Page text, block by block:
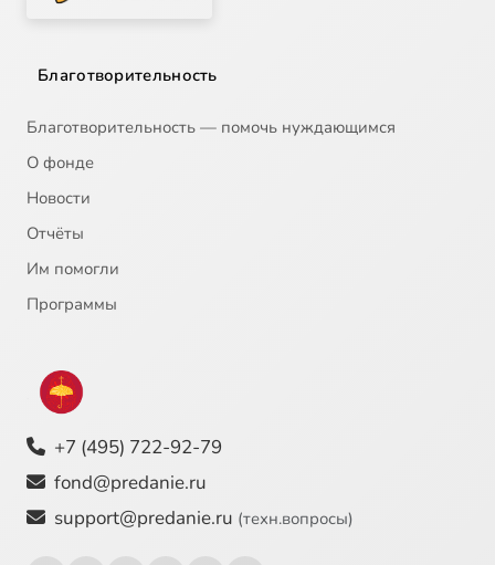
Благотворительность
Благотворительность — помочь нуждающимся
О фонде
Новости
Отчёты
Им помогли
Программы
+7 (495) 722-92-79
fond@predanie.ru
support@predanie.ru (техн.вопросы)